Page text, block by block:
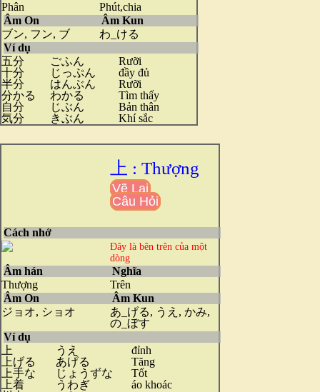
Phân
Phút,chia
Âm On
ブン, フン, ブ
Âm Kun
わ_ける
Ví dụ
五分
ごふん
Rưỡi
十分
じっぷん
đầy đủ
半分
はんぶん
Rưỡi
分かる
わかる
Tìm thấy
自分
じぶん
Bản thân
気分
きぶん Khí sắc
上 : Thượng
Vẽ Lại
Câu Hỏi
Cách nhớ
Đây là bên trên của một
dòng
Âm hán
Thượng
Nghĩa
Trên
Âm On
ジョオ, ショオ
Âm Kun
あ_げる, うえ, かみ,
の_ぼす
Ví dụ
上
うえ
đỉnh
上げる
あげる
Tăng
上手な
じょうずな
Tốt
上着
うわぎ
áo khoác